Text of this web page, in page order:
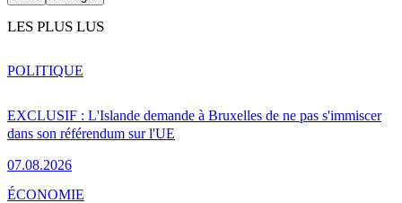
LES PLUS LUS
EXCLUSIF : L'Islande demande à Bruxelles de ne pas s'immiscer
dans son référendum sur l'UE
07.08.2026
POLITIQUE
ÉCONOMIE